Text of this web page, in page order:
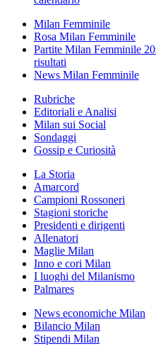
Milan Femminile
Rosa Milan Femminile
Partite Milan Femminile
risultati
News Milan Femminile
Rubriche
Editoriali e Analisi
Milan sui Social
Sondaggi
Gossip e Curiosità
La Storia
Amarcord
Campioni Rossoneri
Stagioni storiche
Presidenti e dirigenti
Allenatori
Maglie Milan
Inno e cori Milan
I luoghi del Milanismo
Palmares
News economiche Milan
Bilancio Milan
Stipendi Milan